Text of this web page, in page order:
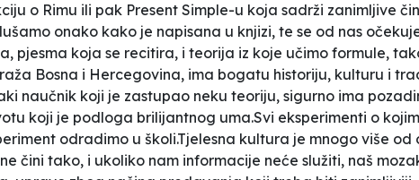
o Rimu ili pak Present Simple-u koja sadrži zanimljive
onako kako je napisana u knjizi, te se od nas
pjesma koja se recitira, i teorija iz koje učimo formule,
Bosna i Hercegovina, ima bogatu historiju, kulturu i
naučnik koji je zastupao neku teoriju, sigurno ima
koji je podloga brilijantnog uma.Svi eksperimenti o
odradimo u školi.Tjelesna kultura je mnogo više
čini tako, i ukoliko nam informacije neće služiti, naš